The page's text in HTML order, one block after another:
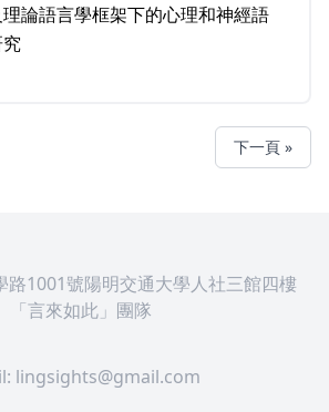
論語言學框架下的心理和神經語
下一頁 »
路1001號陽明交通大學人社三館四樓
「言來如此」團隊
lingsights@gmail.com